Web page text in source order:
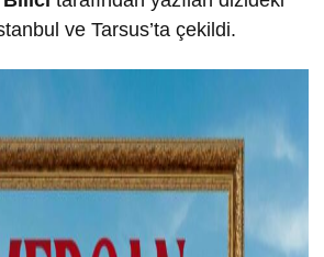
ve Tarsus’ta çekildi.